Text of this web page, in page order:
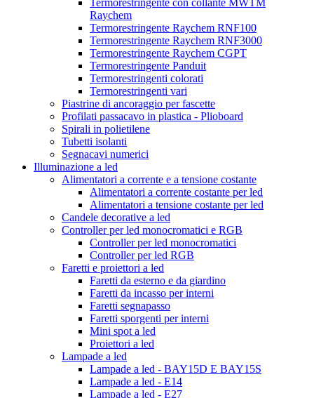
Raychem
Termorestringente Raychem RNF100
Termorestringente Raychem RNF3000
Termorestringente Raychem CGPT
Termorestringente Panduit
Termorestringenti colorati
Termorestringenti vari
Piastrine di ancoraggio per fascette
Profilati passacavo in plastica - Plioboard
Spirali in polietilene
Tubetti isolanti
Segnacavi numerici
Illuminazione a led
Alimentatori a corrente e a tensione costante
Alimentatori a corrente costante per led
Alimentatori a tensione costante per led
Candele decorative a led
Controller per led monocromatici e RGB
Controller per led monocromatici
Controller per led RGB
Faretti e proiettori a led
Faretti da esterno e da giardino
Faretti da incasso per interni
Faretti segnapasso
Faretti sporgenti per interni
Mini spot a led
Proiettori a led
Lampade a led
Lampade a led - BAY15D E BAY15S
Lampade a led - E14
Lampade a led - E27